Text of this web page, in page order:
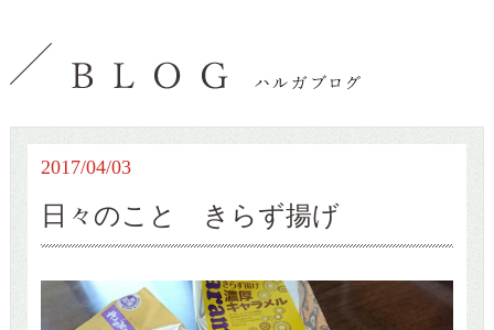
2017/04/03
日々のこと きらず揚げ